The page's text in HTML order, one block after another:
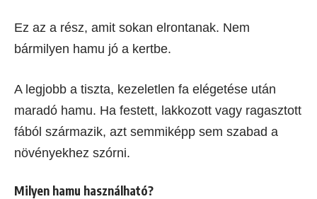
Ez az a rész, amit sokan elrontanak. Nem
bármilyen hamu jó a kertbe.
A legjobb a tiszta, kezeletlen fa elégetése után
maradó hamu. Ha festett, lakkozott vagy ragasztott
fából származik, azt semmiképp sem szabad a
növényekhez szórni.
Milyen hamu használható?